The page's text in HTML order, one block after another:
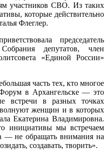
участников СВО. Из таких
которые действительно
Флеглер.
председатель
депутатов, член
«Единой России»
часть тех, кто многое
в Архангельске — это
встречи в разных точках
женщин и в которых
Екатерина Владимировна.
инициативы мы встречаем
— не обращать внимания на
создавать, творить».